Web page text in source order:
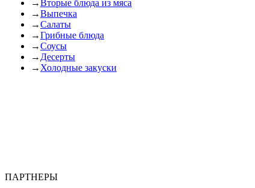
→Вторые блюда из мяса
→Выпечка
→Салаты
→Грибные блюда
→Соусы
→ Десерты
→ Холодные закуски
ПАРТНЕРЫ